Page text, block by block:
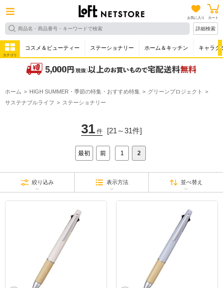
お気に入り カート
詳細検索
カテゴリ
コスメ＆ビューティー ステーショナリー ホーム＆キッチン キャラク
ホーム HIGH SUMMER・季節の特集・おすすめ特集
グリーンプロジェクト
サステナブルライフ
ステーショナリー
31 件 [21～31件]
最初 前 1 2
絞り込み 表示方法 並べ替え